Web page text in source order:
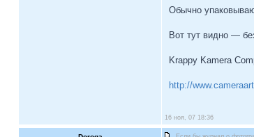
Обычно
Вот тут видно —
Krappy Kamera
http://
16 ноя, 07 18:36